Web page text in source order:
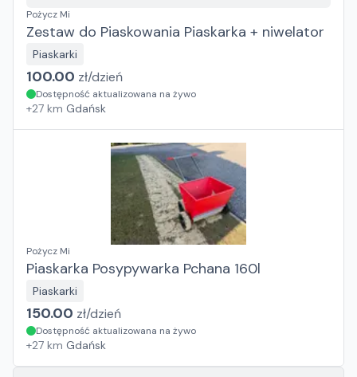
Pożycz Mi
Zestaw do Piaskowania Piaskarka + niwelator
Piaskarki
100.00 zł/dzień
Dostępność aktualizowana na żywo
+27 km Gdańsk
Pożycz Mi
Piaskarka Posypywarka Pchana 160l
Piaskarki
150.00 zł/dzień
Dostępność aktualizowana na żywo
+27 km Gdańsk